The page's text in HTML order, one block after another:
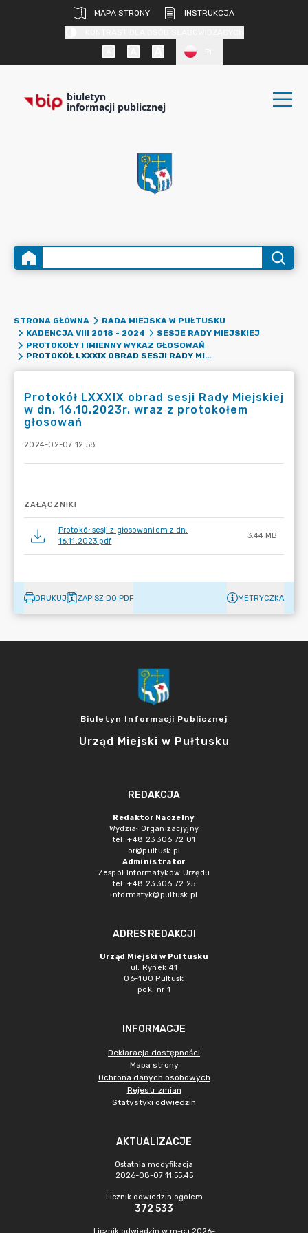
MAPA STRONY
INSTRUKCJA
biuletyn
informacji publicznej
STRONA GŁÓWNA
RADA MIEJSKA W PUŁTUSKU
KADENCJA VIII 2018 - 2024
SESJE RADY MIEJSKIEJ
PROTOKOŁY I IMIENNY WYKAZ GŁOSOWAŃ
PROTOKÓŁ LXXXIX OBRAD SESJI RADY MIEJSKIEJ W DN. 16.10.2023R. WRAZ Z PROTOKOŁEM GŁOSOWAŃ
Protokół LXXXIX obrad sesji Rady Miejskiej
w dn. 16.10.2023r. wraz z protokołem
głosowań
2024-02-07 12:58
ZAŁĄCZNIKI
Protokół sesji z głosowaniem z dn.
16.11.2023.pdf
3.44 MB
DRUKUJ ZAPISZ DO PDF METRYCZKA
Biuletyn Informacji Publicznej
Urząd Miejski w Pułtusku
REDAKCJA
Redaktor Naczelny
Wydział Organizacjyjny
tel. +48 23 306 72 01
or@pultusk.pl
Administrator
Zespół Informatyków Urzędu
tel. +48 23 306 72 25
informatyk@pultusk.pl
ADRES REDAKCJI
Urząd Miejski w Pułtusku
ul. Rynek 41
06-100 Pułtusk
pok. nr 1
INFORMACJE
Deklaracja dostępności
Mapa strony
Ochrona danych osobowych
Rejestr zmian
Statystyki odwiedzin
AKTUALIZACJE
Ostatnia modyfikacja
2026-08-07 11:55:45
Licznik odwiedzin ogółem
372 533